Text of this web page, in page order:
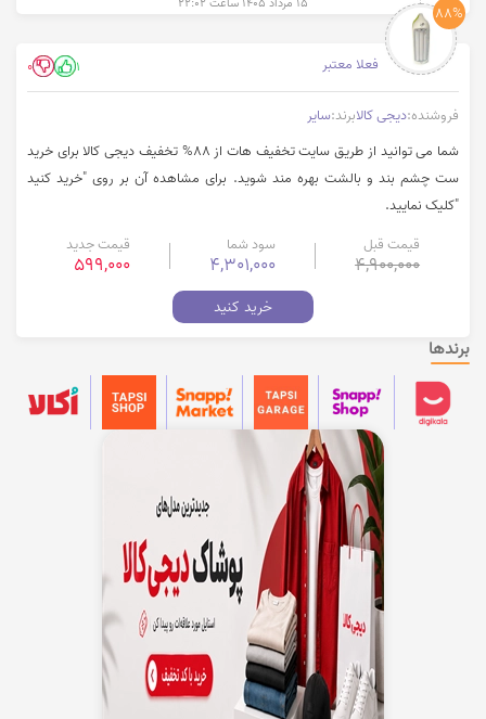
۱۵ مرداد ۱۴۰۵ ساعت ۲۲:۰۲
88%
فعلا معتبر 1
0
فروشنده:دیجی کالابرند:سایر
شما می توانید از طریق سایت تخفیف هات از 88% تخفیف دیجی کالا برای خرید
ست چشم بند و بالشت بهره مند شوید. برای مشاهده آن بر روی "خرید کنید
"کلیک نمایید.
قیمت قبل
4,900,000
سود شما
4,301,000
قیمت جدید
599,000
خرید کنید
برندها